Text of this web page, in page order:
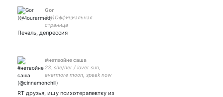
Gor
(не)Оффициальная
страница
психоделического
Печаль, депрессия
#нетвойне саша
23, she/her / lover sun,
evermore moon, speak now
rising
RT друзья, ищу психотерапевтку из